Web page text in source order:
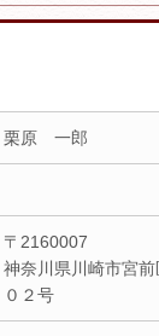
栗原 一郎
〒2160007
神奈川県川崎市宮
０２号